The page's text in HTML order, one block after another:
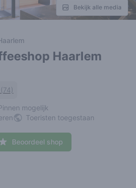
Bekijk alle media
Haarlem
(74)
mogelijk
Toeristen toegestaan
Beoordeel shop